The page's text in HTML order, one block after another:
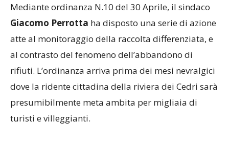
Mediante ordinanza N.10 del 30 Aprile, il sindaco
Giacomo Perrotta ha disposto una serie di azione
atte al monitoraggio della raccolta differenziata, e
al contrasto del fenomeno dell’abbandono di
rifiuti. L’ordinanza arriva prima dei mesi nevralgici
dove la ridente cittadina della riviera dei Cedri sarà
presumibilmente meta ambita per migliaia di
turisti e villeggianti.